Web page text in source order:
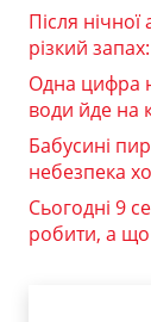
Після
різкий
Одна цифра
води йде на
Бабусині
небезпека
Сьогодні 9
робити, а